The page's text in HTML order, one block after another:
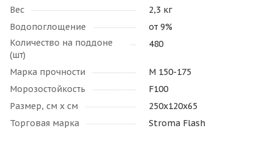
Вес
2,3 кг
Водопоглощение
от 9%
Количество на поддоне
(шт)
480
Марка прочности
М 150-175
Морозостойкость
F100
Размер, см х см
250x120x65
Торговая марка
Stroma Flash